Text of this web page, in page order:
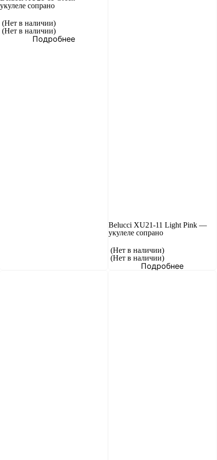
укулеле сопрано
(Нет в наличии)
(Нет в наличии)
Подробнее
Belucci XU21-11 Light Pink —
укулеле сопрано
(Нет в наличии)
(Нет в наличии)
Подробнее